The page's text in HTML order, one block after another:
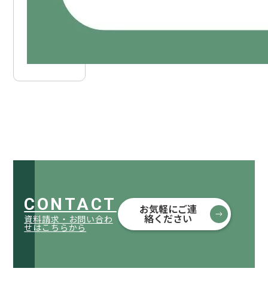
CONTACT
資料請求・お問い合わ
せはこちらから
お気軽にご連
絡ください